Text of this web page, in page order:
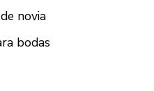
novia
bodas